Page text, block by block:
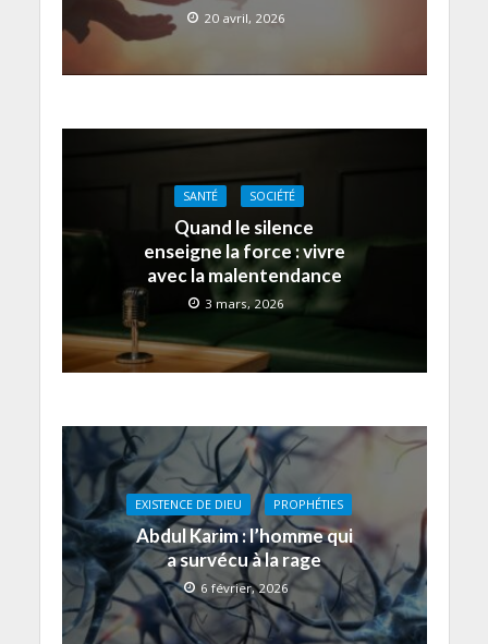
20 avril, 2026
SANTÉ SOCIÉTÉ
Quand le silence
enseigne la force : vivre
avec la malentendance
3 mars, 2026
EXISTENCE DE DIEU PROPHÉTIES
Abdul Karim : l’homme qui
a survécu à la rage
6 février, 2026